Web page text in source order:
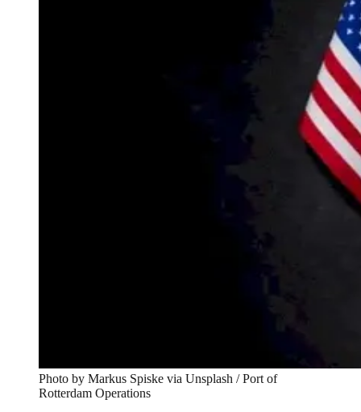
Photo by Markus Spiske via Unsplash / Port of
Rotterdam Operations